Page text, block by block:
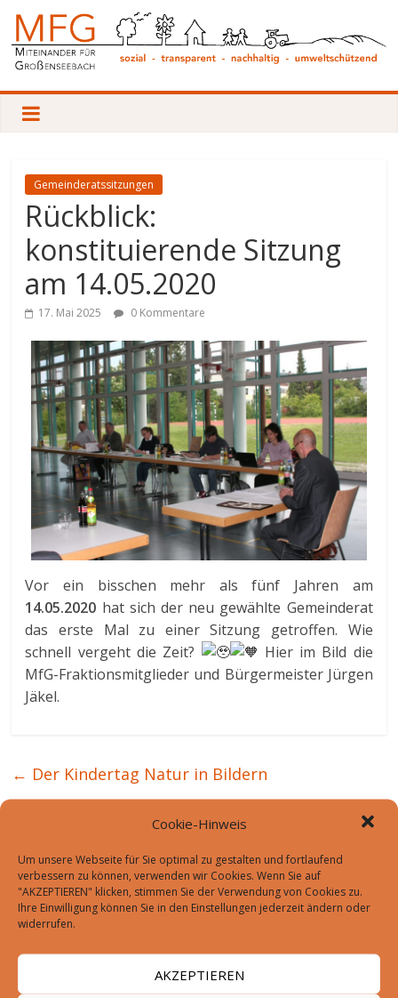
Cookie-Hinweis
Um unsere Webseite für Sie optimal zu gestalten und fortlaufend
verbessern zu können, verwenden wir Cookies. Wenn Sie auf
"AKZEPTIEREN" klicken, stimmen Sie der Verwendung von Cookies zu.
Ihre Einwilligung können Sie in den Einstellungen jederzeit ändern oder
widerrufen.
AKZEPTIEREN
Zum
Inhalt
springen
Miteinander
für
Großenseebach
Sozial
Transparent
Nachhaltig
Umweltschützend
Gemeinderatssitzungen
Rückblick:
konstituierende Sitzung
am 14.05.2020
17. Mai 2025 0 Kommentare
Vor ein bisschen mehr als fünf Jahren am
14.05.2020 hat sich der neu gewählte Gemeinderat
das erste Mal zu einer Sitzung getroffen. Wie
schnell vergeht die Zeit?
Hier im Bild die
MfG-Fraktionsmitglieder und Bürgermeister Jürgen
Jäkel.
← Der Kindertag Natur in Bildern
MfG-Vorstandswahl: Aus alt mach neu.
Schreibe einen Kommentar
Deine E-Mail-Adresse wird nicht veröffentlicht.
Erforderliche Felder sind mit *markiert